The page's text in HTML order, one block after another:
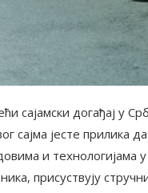
сајамски догађај у
сајма јесте прилика
и технологијама у
присуствују